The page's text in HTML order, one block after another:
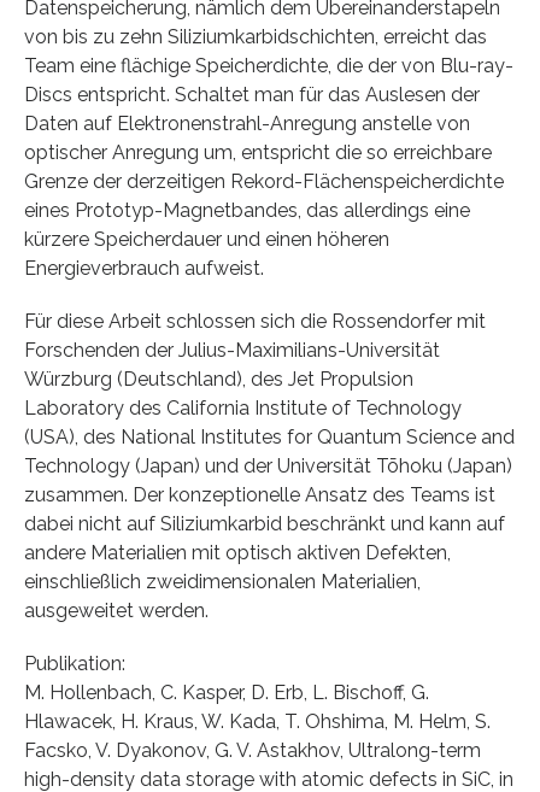
Datenspeicherung, nämlich dem Übereinanderstapeln
von bis zu zehn Siliziumkarbidschichten, erreicht das
Team eine flächige Speicherdichte, die der von Blu-ray-
Discs entspricht. Schaltet man für das Auslesen der
Daten auf Elektronenstrahl-Anregung anstelle von
optischer Anregung um, entspricht die so erreichbare
Grenze der derzeitigen Rekord-Flächenspeicherdichte
eines Prototyp-Magnetbandes, das allerdings eine
kürzere Speicherdauer und einen höheren
Energieverbrauch aufweist.
Für diese Arbeit schlossen sich die Rossendorfer mit
Forschenden der Julius-Maximilians-Universität
Würzburg (Deutschland), des Jet Propulsion
Laboratory des California Institute of Technology
(USA), des National Institutes for Quantum Science and
Technology (Japan) und der Universität Tōhoku (Japan)
zusammen. Der konzeptionelle Ansatz des Teams ist
dabei nicht auf Siliziumkarbid beschränkt und kann auf
andere Materialien mit optisch aktiven Defekten,
einschließlich zweidimensionalen Materialien,
ausgeweitet werden.
Publikation:
M. Hollenbach, C. Kasper, D. Erb, L. Bischoff, G.
Hlawacek, H. Kraus, W. Kada, T. Ohshima, M. Helm, S.
Facsko, V. Dyakonov, G. V. Astakhov, Ultralong-term
high-density data storage with atomic defects in SiC, in